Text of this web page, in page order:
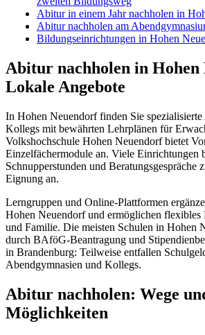
Abitur in einem Jahr nachholen in
Abitur nachholen am
Bildungseinrichtungen in Hohen
Abitur nachholen in Hohen
Lokale Angebote
In Hohen Neuendorf finden Sie
Kollegs mit bewährten Lehrplänen für
Volkshochschule Hohen Neuendorf bietet
Einzelfächermodule an. Viele Einrichtungen
Schnupperstunden und Beratungsgespräche
Eignung an.
Lerngruppen und Online-Plattformen
Hohen Neuendorf und ermöglichen flexibles
und Familie. Die meisten Schulen in Hohen
durch BAföG-Beantragung und
in Brandenburg: Teilweise entfallen
Abendgymnasien und Kollegs.
Abitur nachholen: Wege
Möglichkeiten